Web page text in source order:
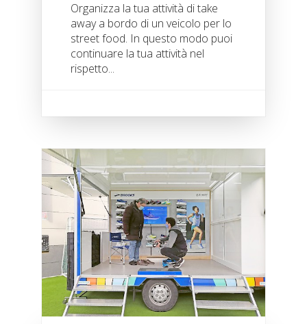
Organizza la tua attività di take
away a bordo di un veicolo per lo
street food. In questo modo puoi
continuare la tua attività nel
rispetto...